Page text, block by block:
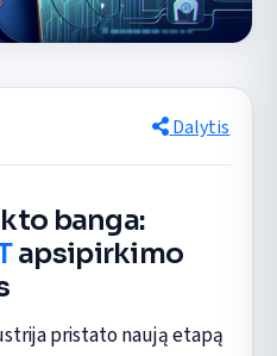
Dalytis
banga:
apsipirkimo
pristato naują etapą